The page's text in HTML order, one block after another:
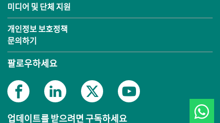
미디어 및 단체 지원
개인정보 보호정책
문의하기
팔로우하세요
업데이트를 받으려면 구독하세요